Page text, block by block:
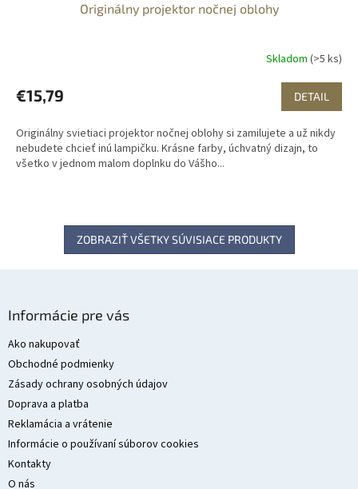
Originálny projektor nočnej oblohy
Skladom (>5 ks)
€15,79 DETAIL
Originálny svietiaci projektor nočnej oblohy si zamilujete a už nikdy
nebudete chcieť inú lampičku. Krásne farby, úchvatný dizajn, to
všetko v jednom malom doplnku do Vášho...
ZOBRAZIŤ VŠETKY SÚVISIACE PRODUKTY
Informácie pre vás
Ako nakupovať
Obchodné podmienky
Zásady ochrany osobných údajov
Doprava a platba
Reklamácia a vrátenie
Informácie o používaní súborov cookies
Kontakty
O nás